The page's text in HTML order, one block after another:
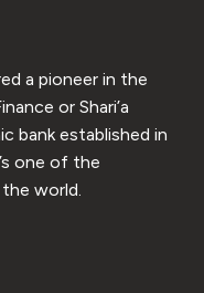
a pioneer in the
or Shari’a
bank established in
one of the
world.